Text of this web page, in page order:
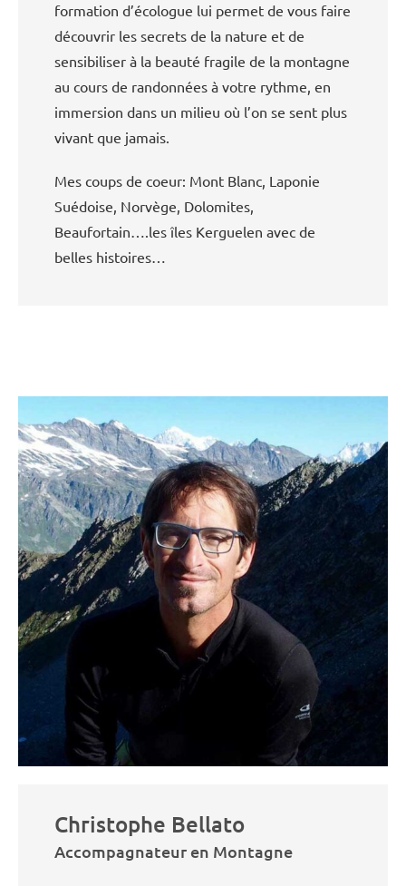
formation d’écologue lui permet de vous faire
découvrir les secrets de la nature et de
sensibiliser à la beauté fragile de la montagne
au cours de randonnées à votre rythme, en
immersion dans un milieu où l’on se sent plus
vivant que jamais.
Mes coups de coeur: Mont Blanc, Laponie
Suédoise, Norvège, Dolomites,
Beaufortain….les îles Kerguelen avec de
belles histoires…
Christophe Bellato
Accompagnateur en Montagne